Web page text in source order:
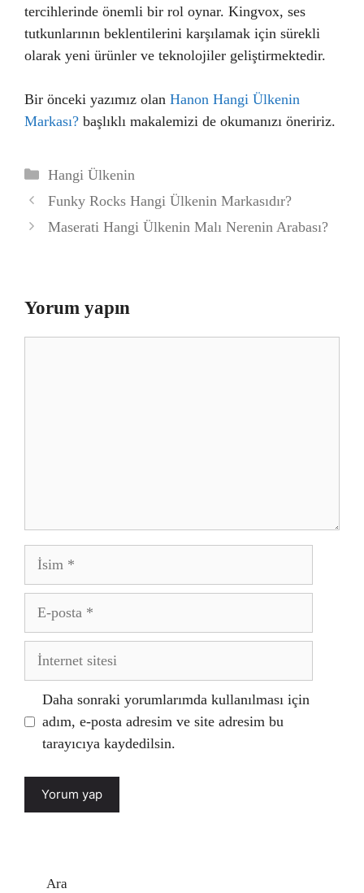
tercihlerinde önemli bir rol oynar. Kingvox, ses
tutkunlarının beklentilerini karşılamak için sürekli
olarak yeni ürünler ve teknolojiler geliştirmektedir.
Bir önceki yazımız olan Hanon Hangi Ülkenin
Markası? başlıklı makalemizi de okumanızı öneririz.
Kategoriler
Hangi Ülkenin
Funky Rocks Hangi Ülkenin Markasıdır?
Maserati Hangi Ülkenin Malı Nerenin Arabası?
Yorum yapın
İsim
posta
İnternet
Daha sonraki yorumlarımda kullanılması için
adım, e-posta adresim ve site adresim bu
tarayıcıya kaydedilsin.
Ara